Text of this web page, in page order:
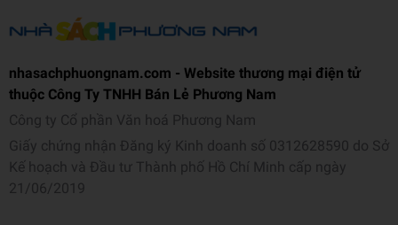
nhasachphuongnam.com - Website thương mại điện tử
thuộc Công Ty TNHH Bán Lẻ Phương Nam
Công ty Cổ phần Văn hoá Phương Nam
Giấy chứng nhận Đăng ký Kinh doanh số 0312628590 do Sở
Kế hoạch và Đầu tư Thành phố Hồ Chí Minh cấp ngày
21/06/2019